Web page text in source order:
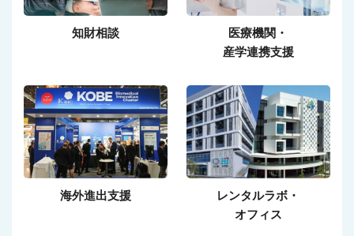
知財相談
医療機関・
産学連携支援
海外進出支援
レンタルラボ・
オフィス